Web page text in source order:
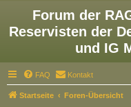
Forum der
Reservisten der
und IG
FAQ Kontakt
Startseite Foren-Übersicht